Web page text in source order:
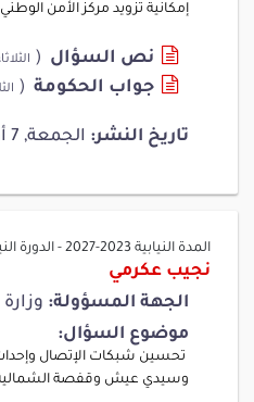
إمكانية تزويد مركز الأمن
نص السؤال ( الثلاثاء, 28
جواب الحكومة (
تاريخ النشر: الجمعة, 7 أوت 2026
المدة النيابية 2023-2027 - الدورة النيابية
نجيب عكرمي
الجهة المسؤولة:
موضوع السؤال:
تحسين شبكات الإتصال
وسيدي عيش وقفصة